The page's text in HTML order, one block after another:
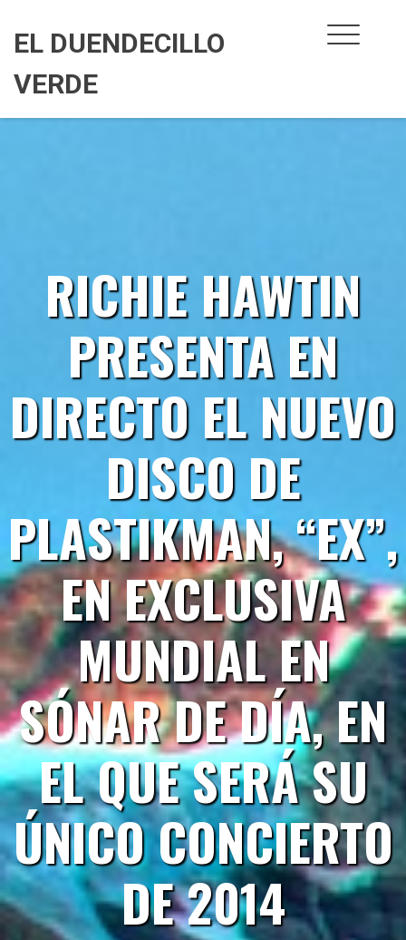
content
EL DUENDECILLO
VERDE
RICHIE HAWTIN
PRESENTA EN
DIRECTO EL NUEVO
DISCO DE
PLASTIKMAN, “EX”,
EN EXCLUSIVA
MUNDIAL EN
SÓNAR DE DÍA, EN
EL QUE SERÁ SU
ÚNICO CONCIERTO
DE 2014